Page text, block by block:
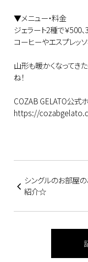
▼メニュー・料金
ジェラート2種で￥500
コーヒーやエスプレッ
山形も暖かくなってき
ね！
COZAB GELATO公式
https://
シングルのお部屋の
紹介☆